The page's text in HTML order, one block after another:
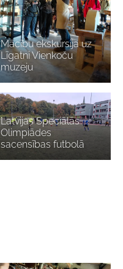
Mācību ekskursija uz
Līgatni Vienkoču
muzeju
Latvijas Speciālās
Olimpiādes
sacensības futbolā